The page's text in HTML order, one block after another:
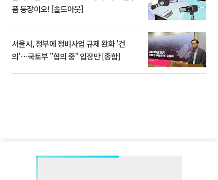
품 등장이오! [솔드아웃]
서울시, 정부에 정비사업 규제 완화 '건
의'⋯국토부 "협의 중" 입장만 [종합]